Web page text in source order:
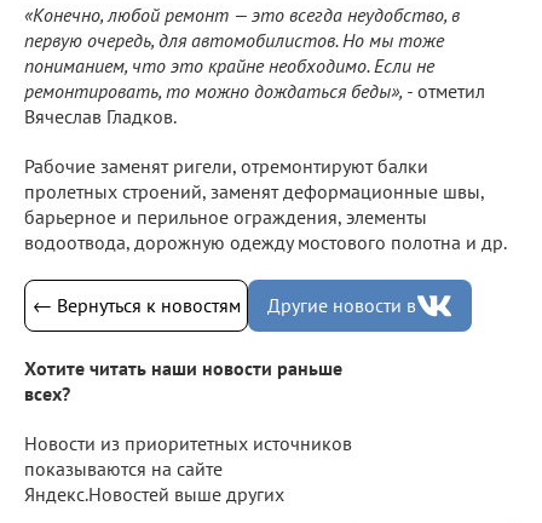
«Конечно, любой ремонт — это всегда неудобство, в
первую очередь, для автомобилистов. Но мы тоже
пониманием, что это крайне необходимо. Если не
ремонтировать, то можно дождаться беды», - отметил
Вячеслав Гладков.
Рабочие заменят ригели, отремонтируют балки
пролетных строений, заменят деформационные швы,
барьерное и перильное ограждения, элементы
водоотвода, дорожную одежду мостового полотна и др.
← Вернуться к новостям Другие новости в
Хотите читать наши новости раньше
всех?
Новости из приоритетных источников
показываются на сайте
Яндекс.Новостей выше других